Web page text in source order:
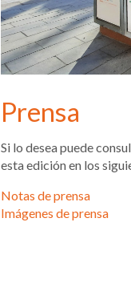
Prensa
Si lo desea puede
esta edición en los
Notas de prensa
Imágenes de prensa